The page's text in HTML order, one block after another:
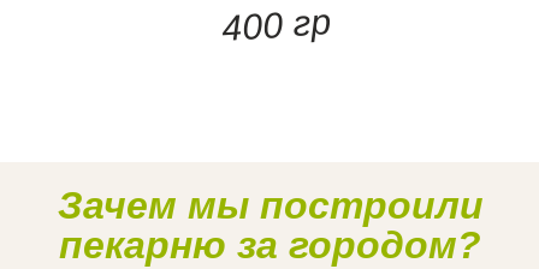
400 гр
Наше производство
Зачем мы построили
пекарню за городом?